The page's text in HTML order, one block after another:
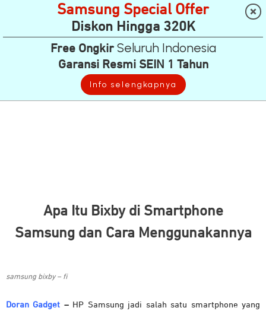
Apa Itu Bixby di Smartphone
Samsung dan Cara Menggunakannya
samsung bixby – fi
Doran Gadget – HP Samsung jadi salah satu smartphone yang
Samsung Special Offer
Diskon Hingga 320K
Free OngkirSeluruh Indonesia
Garansi Resmi SEIN 1 Tahun
Info selengkapnya